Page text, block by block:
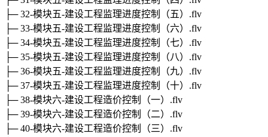
├─ 32-模块五-建设工程监理进度控制（五）.flv
├─ 33-模块五-建设工程监理进度控制（六）.flv
├─ 34-模块五-建设工程监理进度控制（七）.flv
├─ 35-模块五-建设工程监理进度控制（八）.flv
├─ 36-模块五-建设工程监理进度控制（九）.flv
├─ 37-模块五-建设工程监理进度控制（十）.flv
├─ 38-模块六-建设工程造价控制（一）.flv
├─ 39-模块六-建设工程造价控制（二）.flv
├─ 40-模块六-建设工程造价控制（三）.flv